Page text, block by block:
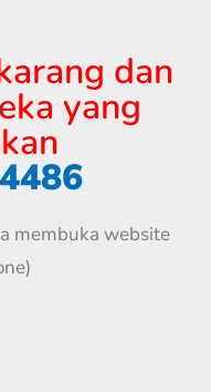
dan
yang
membuka website